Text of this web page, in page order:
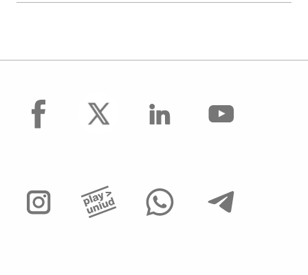
facebook